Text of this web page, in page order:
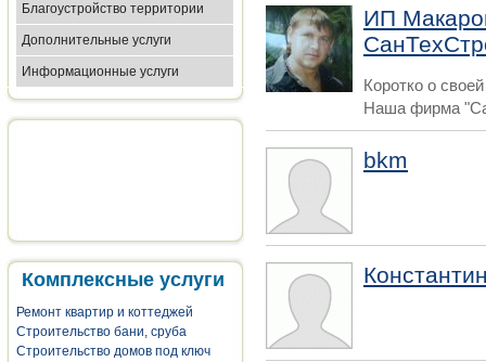
Благоустройство территории
Дополнительные услуги
Информационные услуги
Комплексные услуги
Ремонт квартир и коттеджей
Строительство бани, сруба
Строительство домов под ключ
ИП
Коротко о
Наша фирма
bkm